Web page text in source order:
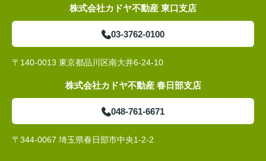
株式会社カドヤ不動産 東口支店
03-3762-0100
〒140-0013 東京都品川区南大井6-24-10
株式会社カドヤ不動産 春日部支店
048-761-6671
〒344-0067 埼玉県春日部市中央1-2-2